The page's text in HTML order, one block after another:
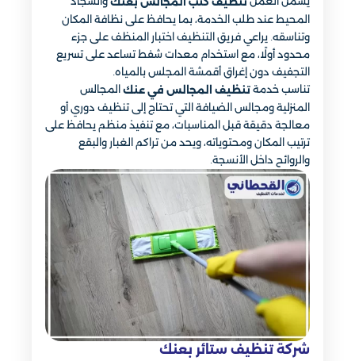
المحيط عند طلب الخدمة، بما يحافظ على نظافة المكان
وتناسقه. يراعي فريق التنظيف اختبار المنظف على جزء
محدود أولًا، مع استخدام معدات شفط تساعد على تسريع
التجفيف دون إغراق أقمشة المجلس بالمياه.
تناسب خدمة تنظيف المجالس في عنك المجالس
المنزلية ومجالس الضيافة التي تحتاج إلى تنظيف دوري أو
معالجة دقيقة قبل المناسبات، مع تنفيذ منظم يحافظ على
ترتيب المكان ومحتوياته، ويحد من تراكم الغبار والبقع
والروائح داخل الأنسجة.
شركة تنظيف ستائر بعنك